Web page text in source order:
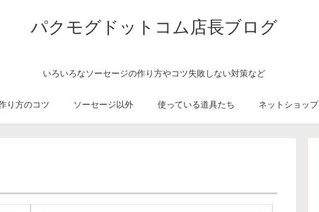
パクモグドットコム店長ブログ
いろいろなソーセージの作り方やコツ失敗しない対策など
り方のコツ ソーセージ以外 使っている道具たち ネットショップ